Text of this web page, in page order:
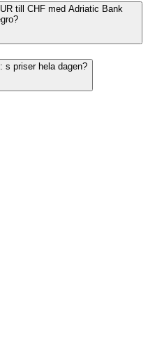
till CHF med Adriatic Bank
s priser hela dagen?